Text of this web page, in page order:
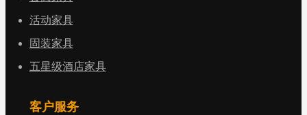
活动家具
固装家具
五星级酒店家具
客户服务